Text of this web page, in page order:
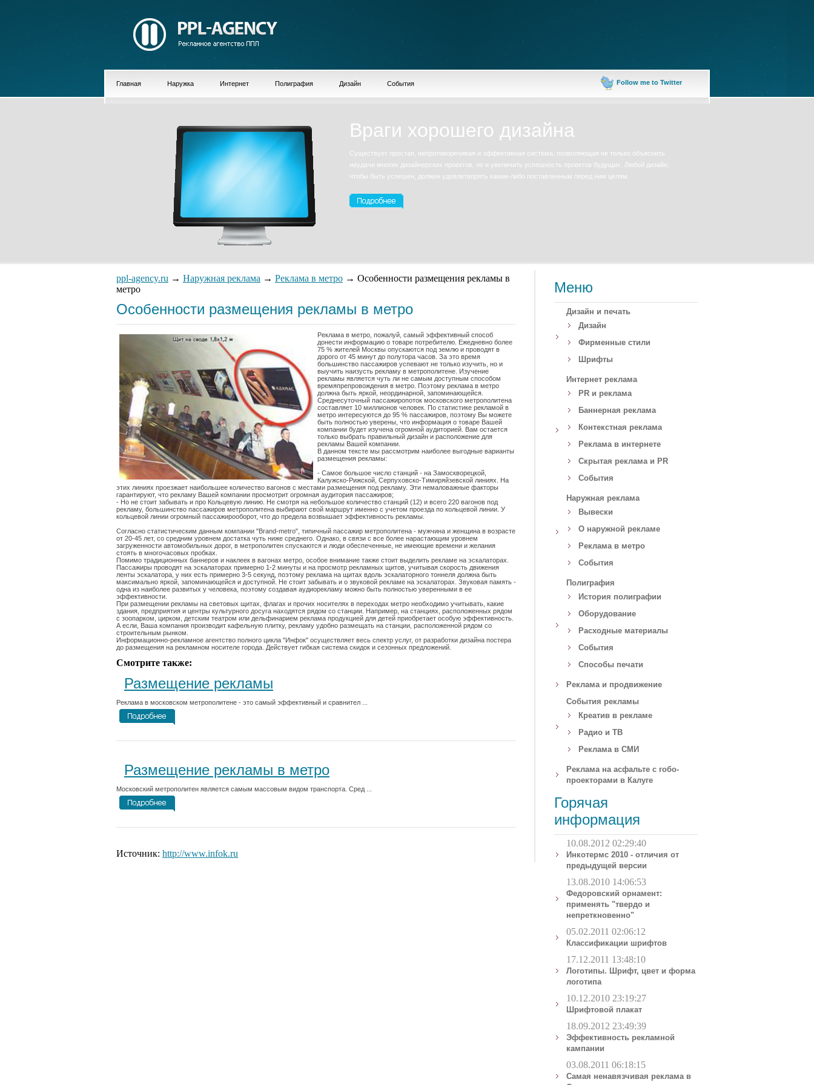
Главная Наружка Интернет Полиграфия Дизайн События Follow me to Twitter
Враги хорошего дизайна
Существует простая, непротиворечивая и эффективная система, позволяющая не только объяснить
неудачи многих дизайнерских проектов, но и увеличить успешность проектов будущих. Любой дизайн,
чтобы быть успешен, должен удовлетворять каким-либо поставленным перед ним целям.
ppl-agency.ru → Наружная реклама → Реклама в метро → Особенности размещения рекламы в
метро
Особенности размещения рекламы в метро
Реклама в метро, пожалуй, самый эффективный способ
донести информацию о товаре потребителю. Ежедневно более
75 % жителей Москвы опускаются под землю и проводят в
дорого от 45 минут до полутора часов. За это время
большинство пассажиров успевают не только изучить, но и
выучить наизусть рекламу в метрополитене. Изучение
рекламы является чуть ли не самым доступным способом
времяпрепровождения в метро. Поэтому реклама в метро
должна быть яркой, неординарной, запоминающейся.
Среднесуточный пассажиропоток московского метрополитена
составляет 10 миллионов человек. По статистике рекламой в
метро интересуются до 95 % пассажиров, поэтому Вы можете
быть полностью уверены, что информация о товаре Вашей
компании будет изучена огромной аудиторией. Вам остается
только выбрать правильный дизайн и расположение для
рекламы Вашей компании.
В данном тексте мы рассмотрим наиболее выгодные варианты
размещения рекламы:
- Самое большое число станций - на Замоскворецкой,
Калужско-Рижской, Серпуховско-Тимиряйзевской линиях. На
этих линиях проезжает наибольшее количество вагонов с местами размещения под рекламу. Эти немаловажные факторы
гарантируют, что рекламу Вашей компании просмотрит огромная аудитория пассажиров;
- Но не стоит забывать и про Кольцевую линию. Не смотря на небольшое количество станций (12) и всего 220 вагонов под
рекламу, большинство пассажиров метрополитена выбирают свой маршрут именно с учетом проезда по кольцевой линии. У
кольцевой линии огромный пассажирооборот, что до предела возвышает эффективность рекламы.
Согласно статистическим данным компании "Brand-metro", типичный пассажир метрополитена - мужчина и женщина в возрасте
от 20-45 лет, со средним уровнем достатка чуть ниже среднего. Однако, в связи с все более нарастающим уровнем
загруженности автомобильных дорог, в метрополитен спускаются и люди обеспеченные, не имеющие времени и желания
стоять в многочасовых пробках.
Помимо традиционных баннеров и наклеек в вагонах метро, особое внимание также стоит выделить рекламе на эскалаторах.
Пассажиры проводят на эскалаторах примерно 1-2 минуты и на просмотр рекламных щитов, учитывая скорость движения
ленты эскалатора, у них есть примерно 3-5 секунд, поэтому реклама на щитах вдоль эскалаторного тоннеля должна быть
максимально яркой, запоминающейся и доступной. Не стоит забывать и о звуковой рекламе на эскалаторах. Звуковая память -
одна из наиболее развитых у человека, поэтому создавая аудиорекламу можно быть полностью уверенными в ее
эффективности.
При размещении рекламы на световых щитах, флагах и прочих носителях в переходах метро необходимо учитывать, какие
здания, предприятия и центры культурного досуга находятся рядом со станции. Например, на станциях, расположенных рядом
с зоопарком, цирком, детским театром или дельфинарием реклама продукцией для детей приобретает особую эффективность.
А если, Ваша компания производит кафельную плитку, рекламу удобно размещать на станции, расположенной рядом со
строительным рынком.
Информационно-рекламное агентство полного цикла "Инфок" осуществляет весь спектр услуг, от разработки дизайна постера
до размещения на рекламном носителе города. Действует гибкая система скидок и сезонных предложений.
Смотрите также:
Размещение рекламы
Реклама в московском метрополитене - это самый эффективный и сравнител ...
Размещение рекламы в метро
Московский метрополитен является самым массовым видом транспорта. Сред ...
Источник: http://www.infok.ru
Меню
Дизайн и печать
Дизайн
Фирменные стили
Шрифты
Интернет реклама
PR и реклама
Баннерная реклама
Контекстная реклама
Реклама в интернете
Скрытая реклама и PR
События
Наружная реклама
Вывески
О наружной рекламе
Реклама в метро
События
Полиграфия
История полиграфии
Оборудование
Расходные материалы
События
Способы печати
Реклама и продвижение
События рекламы
Креатив в рекламе
Радио и ТВ
Реклама в СМИ
Реклама на асфальте с гобо-
проекторами в Калуге
Горячая
информация
10.08.2012 02:29:40
Инкотермс 2010 - отличия от
предыдущей версии
13.08.2010 14:06:53
Федоровский орнамент:
применять "твердо и
непреткновенно"
05.02.2011 02:06:12
Классификации шрифтов
17.12.2011 13:48:10
Логотипы. Шрифт, цвет и форма
логотипа
10.12.2010 23:19:27
Шрифтовой плакат
18.09.2012 23:49:39
Эффективность рекламной
кампании
03.08.2011 06:18:15
Самая ненавязчивая реклама в